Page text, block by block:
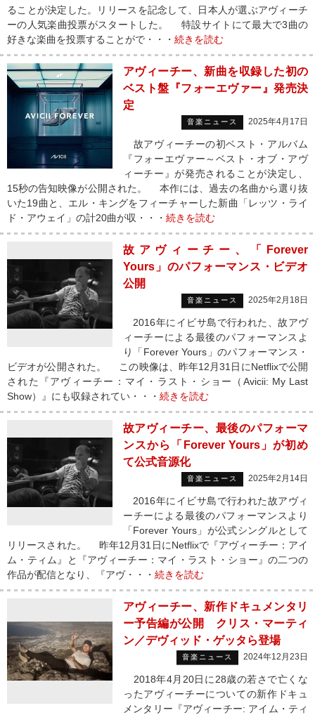
ることが決定した。リリースを記念して、日本人が選ぶアヴィーチ
ーの人気楽曲投票がスタートした。 特設サイトにて最大で3曲の
好きな楽曲を投票することがで・・・ 続きを読む
アヴィーチー、新曲を収録した初の
ベスト盤『フォーエヴァー』発売決
定
音楽ニュース 2025年4月17日
故アヴィーチーの初ベスト・アルバム
『フォーエヴァー～ベスト・オブ・アヴ
ィーチー』が発売されることが決定し、
15秒の告知映像が公開された。 本作には、過去の名曲から選り抜
いた19曲と、エル・キングをフィーチャーした新曲「レッツ・ライ
ド・アウェイ」の計20曲が収・・・ 続きを読む
故アヴィーチー、「Forever
Yours」のパフォーマンス・ビデオ
公開
音楽ニュース 2025年2月18日
2016年にイビサ島で行われた、故アヴ
ィーチーによる最後のパフォーマンスよ
り「Forever Yours」のパフォーマンス・
ビデオが公開された。 この映像は、昨年12月31日にNetflixで公開
された『アヴィーチー：マイ・ラスト・ショー（Avicii: My Last
Show）』にも収録されてい・・・ 続きを読む
故アヴィーチー、最後のパフォーマ
ンスから「Forever Yours」が初め
て公式音源化
音楽ニュース 2025年2月14日
2016年にイビサ島で行われた故アヴィ
ーチーによる最後のパフォーマンスより
「Forever Yours」が公式シングルとして
リリースされた。 昨年12月31日にNetflixで『アヴィーチー：アイ
ム・ティム』と『アヴィーチー：マイ・ラスト・ショー』の二つの
作品が配信となり、『アヴ・・・ 続きを読む
アヴィーチー、新作ドキュメンタリ
ー予告編が公開 クリス・マーティ
ン／デヴィッド・ゲッタら登場
音楽ニュース 2024年12月23日
2018年4月20日に28歳の若さで亡くな
ったアヴィーチーについての新作ドキュ
メンタリー『アヴィーチー: アイム・ティ